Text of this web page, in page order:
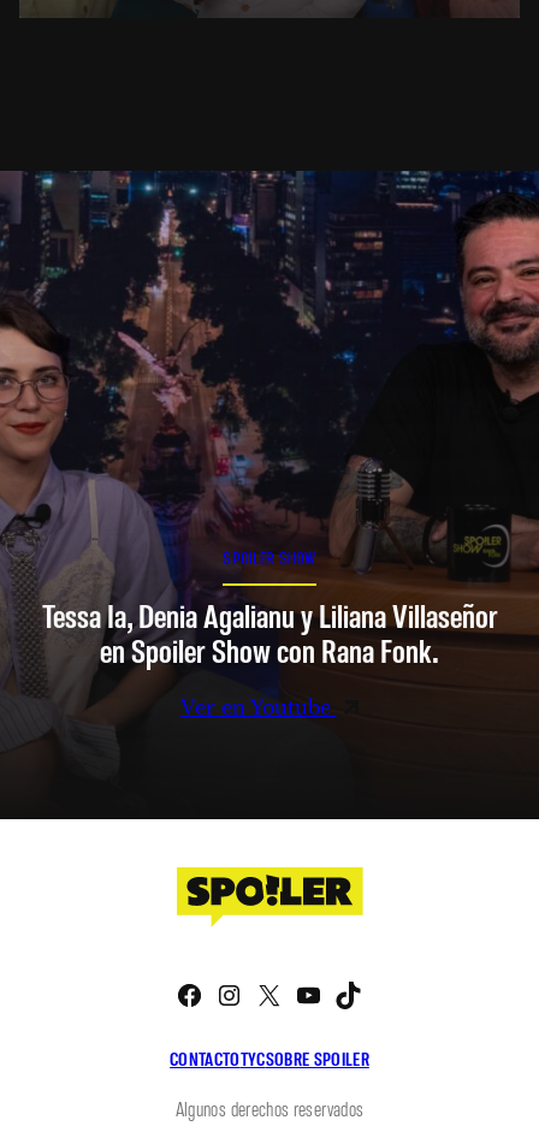
SPOILER SHOW
Tessa Ia, Denia Agalianu y Liliana Villaseñor
en Spoiler Show con Rana Fonk.
Ver en Youtube
CONTACTOTYCSOBRE SPOILER
Facebook
Instagram
X YouTube
Algunos derechos reservados